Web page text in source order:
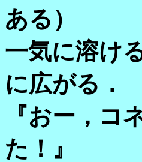
ある）
一気に溶け
に広がる．
『おー，コ
た！』